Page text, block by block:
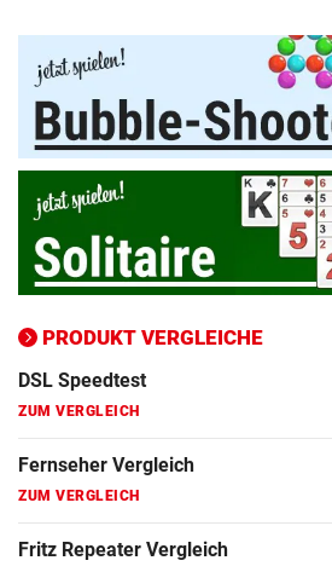
PRODUKT VERGLEICHE
Apple-iPad Vergleich
ZUM VERGLEICH
Apple-iPhone Vergleich
ZUM VERGLEICH
Apple Macbook Vergleich
ZUM VERGLEICH
Bluetooth Lautsprecher Vergleich
ZUM VERGLEICH
DSL Speedtest
ZUM VERGLEICH
Fernseher Vergleich
ZUM VERGLEICH
Fritz Repeater Vergleich